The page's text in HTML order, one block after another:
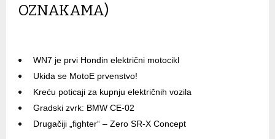
OZNAKAMA)
WN7 je prvi Hondin električni motocikl
Ukida se MotoE prvenstvo!
Kreću poticaji za kupnju električnih vozila
Gradski zvrk: BMW CE-02
Drugačiji „fighter“ – Zero SR-X Concept